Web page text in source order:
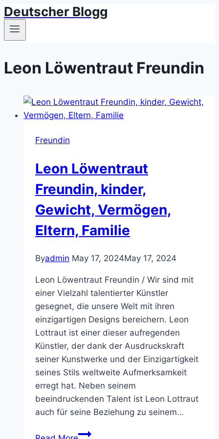
Skip
to
Deutscher Blogg
Leon Löwentraut Freundin
Freundin
Leon Löwentraut
Freundin, kinder,
Gewicht, Vermögen,
Eltern, Familie
Byadmin May 17, 2024May 17, 2024
Leon Löwentraut Freundin / Wir sind mit
einer Vielzahl talentierter Künstler
gesegnet, die unsere Welt mit ihren
einzigartigen Designs bereichern. Leon
Lottraut ist einer dieser aufregenden
Künstler, der dank der Ausdruckskraft
seiner Kunstwerke und der Einzigartigkeit
seines Stils weltweite Aufmerksamkeit
erregt hat. Neben seinem
beeindruckenden Talent ist Leon Lottraut
auch für seine Beziehung zu seinem…
Leon